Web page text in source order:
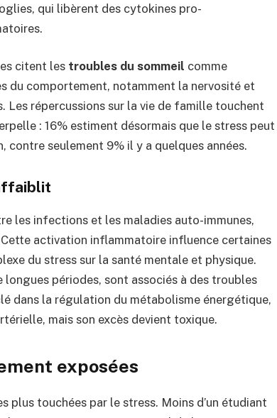
qui libèrent des cytokines pro-
citent les troubles du sommeil comme
du comportement, notamment la nervosité et
Les répercussions sur la vie de famille touchent
: 16% estiment désormais que le stress peut
contre seulement 9% il y a quelques années.
les infections et les maladies auto-immunes,
Cette activation inflammatoire influence certaines
du stress sur la santé mentale et physique.
périodes, sont associés à des troubles
dans la régulation du métabolisme énergétique,
mais son excès devient toxique.
exposées
plus touchées par le stress. Moins d’un étudiant